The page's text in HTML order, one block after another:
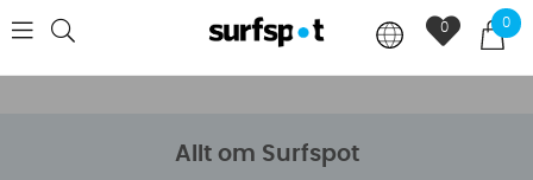
0
0
Allt om Surfspot